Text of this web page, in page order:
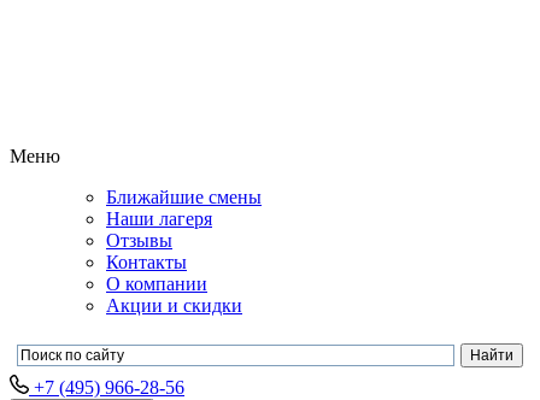
Меню
Ближайшие смены
Наши лагеря
Отзывы
Контакты
О компании
Акции и скидки
+7 (495) 966-28-56